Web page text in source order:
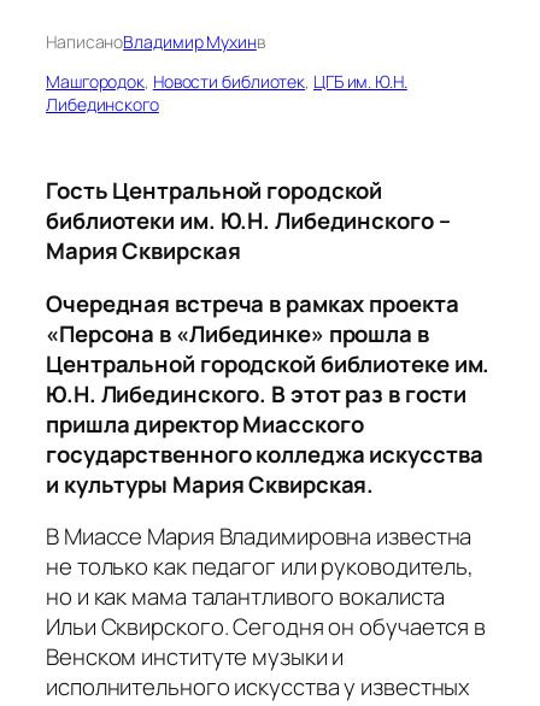
НаписаноВладимир Мухинв
Машгородок, Новости библиотек, ЦГБ им. Ю.Н.
Либединского
Гость Центральной городской
библиотеки им. Ю.Н. Либединского –
Мария Сквирская
Очередная встреча в рамках проекта
«Персона в «Либединке» прошла в
Центральной городской библиотеке им.
Ю.Н. Либединского. В этот раз в гости
пришла директор Миасского
государственного колледжа искусства
и культуры Мария Сквирская.
В Миассе Мария Владимировна известна
не только как педагог или руководитель,
но и как мама талантливого вокалиста
Ильи Сквирского. Сегодня он обучается в
Венском институте музыки и
исполнительного искусства у известных